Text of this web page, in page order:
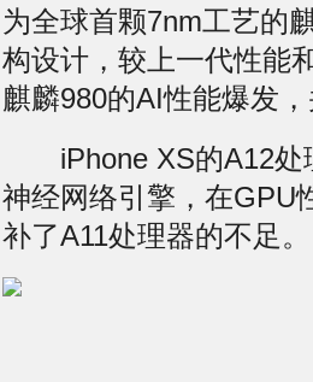
为全球首颗7nm工艺的
构设计，较上一代性能
麒麟980的AI性能爆发
iPhone XS的A12处
神经网络引擎，在GPU
补了A11处理器的不足。